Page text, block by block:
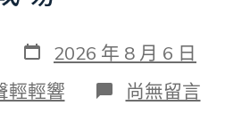
發
表
日
期
2026 年 8 月 6 日
輕輕響 在
〈若
尚無留言